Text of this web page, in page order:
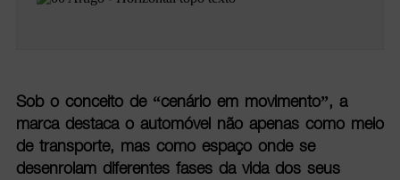
Sob o conceito de “cenário em movimento”, a
marca destaca o automóvel não apenas como meio
de transporte, mas como espaço onde se
desenrolam diferentes fases da vida dos seus